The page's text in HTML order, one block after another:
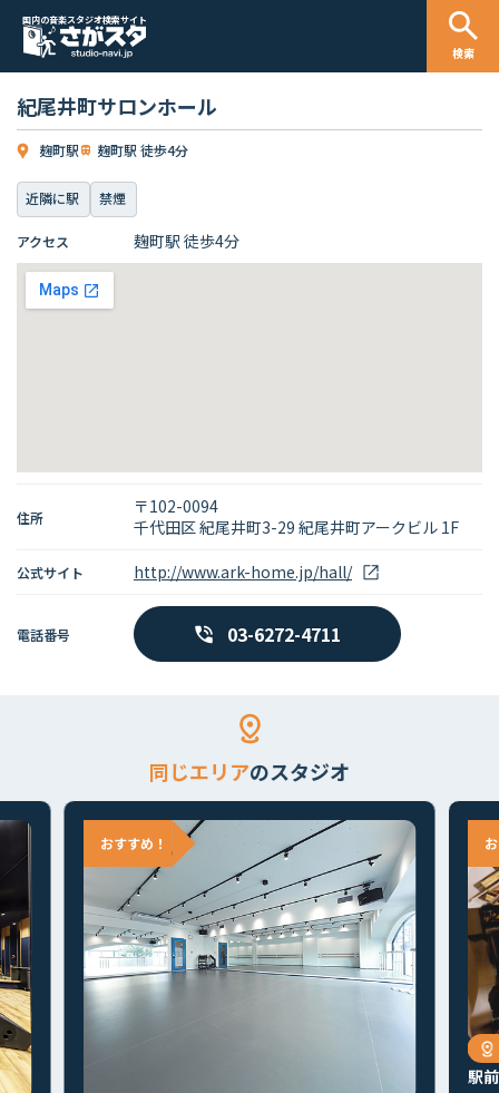
国内の音楽スタジオ検索サイト
検索
紀尾井町サロンホール
麹町駅 麹町駅 徒歩4分
近隣に駅 禁煙
アクセス 麹町駅 徒歩4分
住所
〒102-0094
千代田区 紀尾井町3-29 紀尾井町アークビル 1F
公式サイト http://www.ark-home.jp/hall/
電話番号 03-6272-4711
同じエリアのスタジオ
駅